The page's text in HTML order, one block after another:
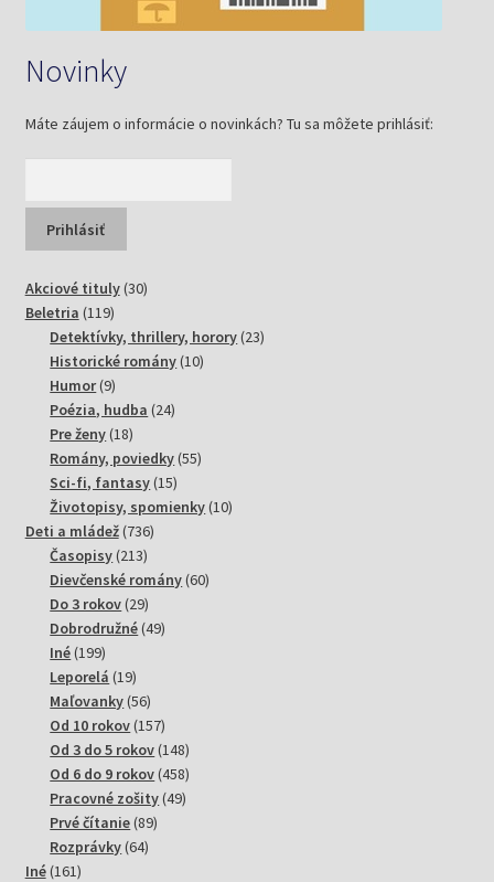
Novinky
Máte záujem o informácie o novinkách? Tu sa môžete prihlásiť:
Akciové tituly 3030
Beletria 119119
produktov
Detektívky, thrillery, horory 2323
Historické romány 1010
Humor 99
produktov
Poézia, hudba 2424
Pre ženy 1818
produktov
Romány, poviedky 5555
Sci-fi, fantasy 1515
produktov
Životopisy, spomienky 1010
Deti a mládež 736736
Časopisy 213213
produktov
Dievčenské romány 6060
Do 3 rokov 2929
produktov
Dobrodružné 4949
Iné 199199
produktov
Leporelá 1919
produktov
Maľovanky 5656
produktov
Od 10 rokov 157157
produktov
Od 3 do 5 rokov 148148
produktov
Od 6 do 9 rokov 458458
produktov
Pracovné zošity 4949
Prvé čítanie 8989
Rozprávky 6464
Iné 161161